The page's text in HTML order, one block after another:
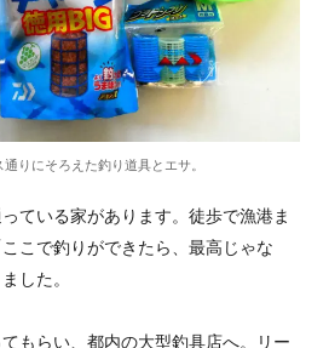
通りにそろえた釣り道具とエサ。
ている家があります。徒歩で漁港ま
こで釣りができたら、最高じゃな
した。
もらい、都内の大型釣具店へ。リー